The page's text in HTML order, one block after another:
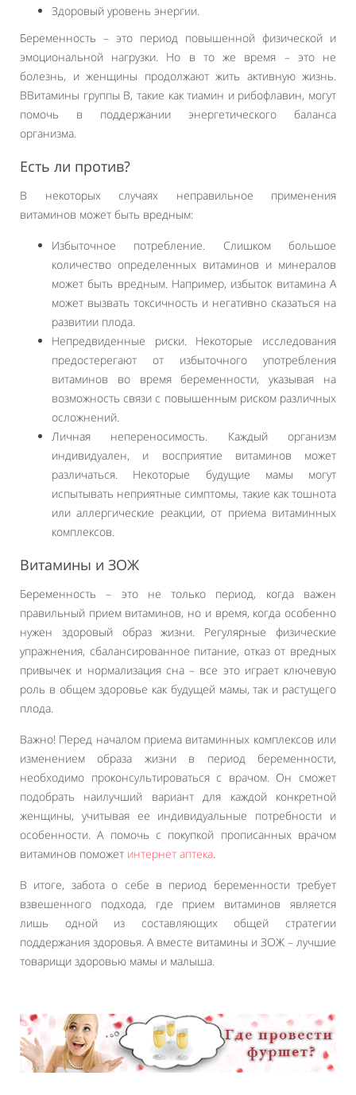
Здоровый уровень энергии.
Беременность – это период повышенной физической и
эмоциональной нагрузки. Но в то же время – это не
болезнь, и женщины продолжают жить активную жизнь.
ВВитамины группы B, такие как тиамин и рибофлавин, могут
помочь в поддержании энергетического баланса
организма.
Есть ли против?
В некоторых случаях неправильное применения
витаминов может быть вредным:
Избыточное потребление. Слишком большое
количество определенных витаминов и минералов
может быть вредным. Например, избыток витамина A
может вызвать токсичность и негативно сказаться на
развитии плода.
Непредвиденные риски. Некоторые исследования
предостерегают от избыточного употребления
витаминов во время беременности, указывая на
возможность связи с повышенным риском различных
осложнений.
Личная непереносимость. Каждый организм
индивидуален, и восприятие витаминов может
различаться. Некоторые будущие мамы могут
испытывать неприятные симптомы, такие как тошнота
или аллергические реакции, от приема витаминных
комплексов.
Витамины и ЗОЖ
Беременность – это не только период, когда важен
правильный прием витаминов, но и время, когда особенно
нужен здоровый образ жизни. Регулярные физические
упражнения, сбалансированное питание, отказ от вредных
привычек и нормализация сна – все это играет ключевую
роль в общем здоровье как будущей мамы, так и растущего
плода.
Важно! Перед началом приема витаминных комплексов или
изменением образа жизни в период беременности,
необходимо проконсультироваться с врачом. Он сможет
подобрать наилучший вариант для каждой конкретной
женщины, учитывая ее индивидуальные потребности и
особенности. А помочь с покупкой прописанных врачом
витаминов поможет интернет аптека.
В итоге, забота о себе в период беременности требует
взвешенного подхода, где прием витаминов является
лишь одной из составляющих общей стратегии
поддержания здоровья. А вместе витамины и ЗОЖ – лучшие
товарищи здоровью мамы и малыша.